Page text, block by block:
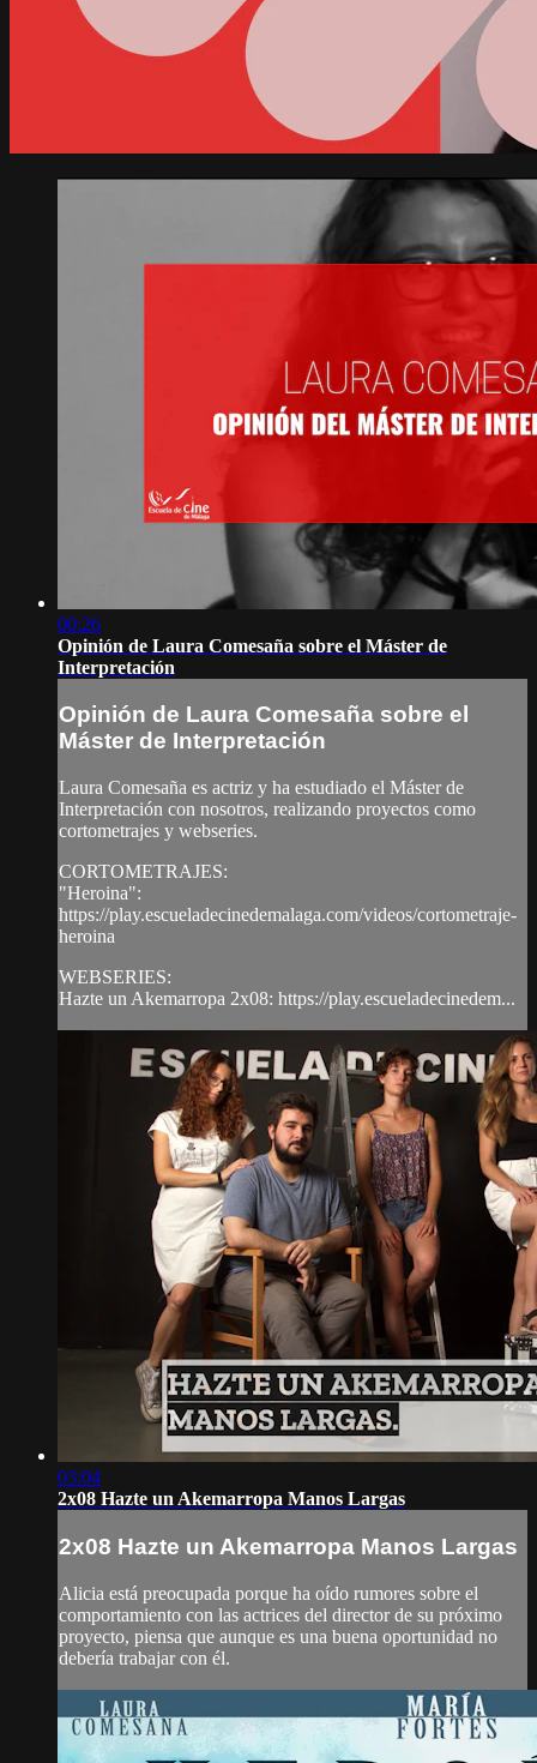
00:26
Opinión de Laura Comesaña sobre el Máster de
Interpretación
Opinión de Laura Comesaña sobre el
Máster de Interpretación
Laura Comesaña es actriz y ha estudiado el Máster de
Interpretación con nosotros, realizando proyectos como
cortometrajes y webseries.
CORTOMETRAJES:
"Heroina":
https://play.escueladecinedemalaga.com/videos/cortometraje-
heroina
WEBSERIES:
Hazte un Akemarropa 2x08: https://play.escueladecinedem...
03:04
2x08 Hazte un Akemarropa Manos Largas
2x08 Hazte un Akemarropa Manos Largas
Alicia está preocupada porque ha oído rumores sobre el
comportamiento con las actrices del director de su próximo
proyecto, piensa que aunque es una buena oportunidad no
debería trabajar con él.